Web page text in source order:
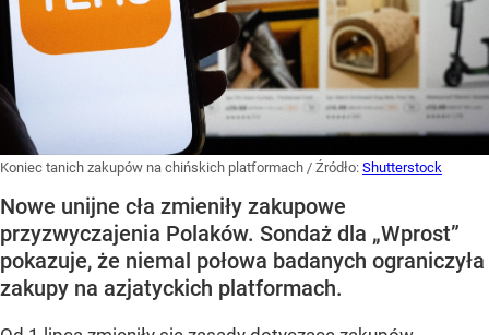
Koniec tanich zakupów na chińskich platformach / Źródło: Shutterstock
Nowe unijne cła zmieniły zakupowe
przyzwyczajenia Polaków. Sondaż dla „Wprost”
pokazuje, że niemal połowa badanych ograniczyła
zakupy na azjatyckich platformach.